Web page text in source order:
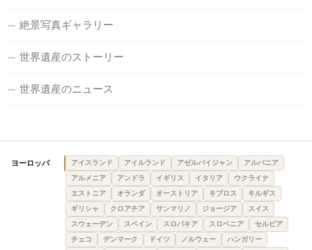
絶景写真ギャラリー
世界遺産のストーリー
世界遺産のニュース
ヨーロッパ アイスランド アイルランド アゼルバイジャン
アルバニア
アルメニア
アンドラ イギリス イタリア
ウクライナ
エストニア
オランダ オーストリア キプロス
キルギス
ギリシャ
クロアチア サンマリノ ジョージア
スイス
スウェーデン
スペイン スロバキア スロベニア
セルビア
チェコ
デンマーク ドイツ ノルウェー
ハンガリー